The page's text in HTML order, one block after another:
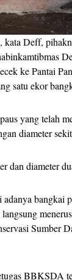
kata Deff,
ke Pantai
satu ekor
yang telah
diameter
dan diameter
bangkai
Sumber
BBKSDA